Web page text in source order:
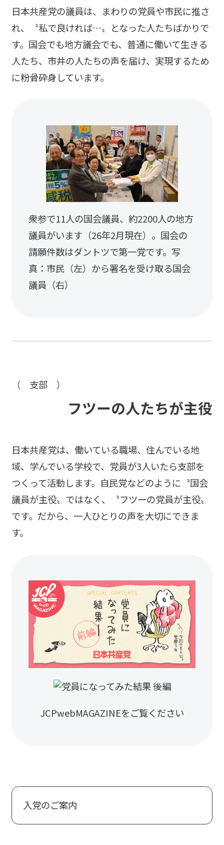
日本共産党の議員は、まわりの党員や市民に推さ
れ、〝私で良ければ…〟となった人たちばかりで
す。国会でも地方議会でも、普通に働いて生きる
人たち、市井の人たちの声を届け、実現するため
に粉骨砕身しています。
衆参で11人の国会議員、約2200人の地方
議員がいます（26年2月現在）。国会の
請願件数はダントツで第一党です。写
真：市民（左）から署名を受け取る国会
議員（右）
（ 支部 ）
フツーの人たちが主役
日本共産党は、働いている職場、住んでいる地
域、学んでいる学校で、党員が3人いたら支部を
つくって活動します。自民党などのように〝国会
議員が主役〟ではなく、〝フツーの党員が主役〟
です。だから、一人ひとりの声を大切にできま
す。
JCPwebMAGAZINEをご覧ください
入党のご案内